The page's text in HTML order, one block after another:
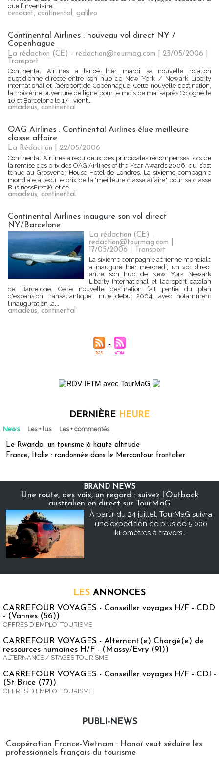
que l’inventaire...
cendant, continental, galileo
Continental Airlines : nouveau vol direct NY /
Copenhague
La rédaction (CE) - redaction@tourmag.com | 23/05/2006
Transport
Continental Airlines a lancé hier mardi sa nouvelle rotation
quotidienne directe entre son hub de New York / Newark Liberty
International et l’aéroport de Copenhague. Cette nouvelle destination,
la troisième ouverture de ligne pour le mois de mai -après Cologne le
10 et Barcelone le 17-, vient...
amadeus, continental
OAG Airlines : Continental Airlines élue meilleure
classe affaire
La Rédaction | 22/05/2006
Continental Airlines a reçu deux des principales récompenses lors de
la remise des prix des OAG Airlines of the Year Awards 2006, qui s’est
tenue au Grosvenor House Hotel de Londres. La sixième compagnie
mondiale a reçu le prix de la "meilleure classe affaire" pour sa classe
BusinessFirst®, et ce...
amadeus, continental
Continental Airlines inaugure son vol direct
NY/Barcelone
La rédaction (CE) -
redaction@tourmag.com |
17/05/2006
Transport
La sixième compagnie aérienne mondiale
a inauguré hier mercredi, un vol direct
entre son hub de New York Newark
Liberty International et l’aéroport catalan
de Barcelone. Cette nouvelle destination fait partie du plan
d'expansion transatlantique, initié début 2004, avec notamment
l’inauguration la...
amadeus, continental
DERNIÈRE HEURE
News Les + lus Les + commentés
Le Rwanda, un tourisme à haute altitude
France, Italie : randonnée dans le Mercantour frontalier
BRAND NEWS
Une route, des voix, un regard : suivez l’Outback
australien en direct sur TourMaG
À partir du 24 juillet, TourMaG suivra
une expédition de plus de 5 000
kilomètres à travers...
LES ANNONCES
CARREFOUR VOYAGES - Conseiller voyages H/F - CDD
- (Vannes (56))
OFFRES D'EMPLOI TOURISME
CARREFOUR VOYAGES - Alternant(e) Chargé(e) de
ressources humaines H/F - (Massy/Evry (91))
ALTERNANCE / STAGES TOURISME
CARREFOUR VOYAGES - Conseiller voyages H/F - CDI -
(St Brice (77))
OFFRES D'EMPLOI TOURISME
PUBLI-NEWS
Coopération France-Vietnam : Hanoï veut séduire les
professionnels français du tourisme